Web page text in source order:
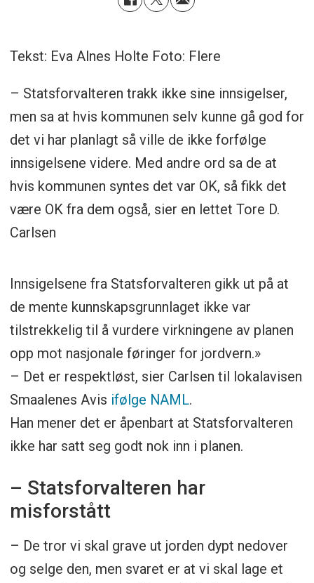
Tekst: Eva Alnes Holte Foto: Flere
– Statsforvalteren trakk ikke sine innsigelser,
men sa at hvis kommunen selv kunne gå god for
det vi har planlagt så ville de ikke forfølge
innsigelsene videre. Med andre ord sa de at
hvis kommunen syntes det var OK, så fikk det
være OK fra dem også, sier en lettet Tore D.
Carlsen
Innsigelsene fra Statsforvalteren gikk ut på at
de mente kunnskapsgrunnlaget ikke var
tilstrekkelig til å vurdere virkningene av planen
opp mot nasjonale føringer for jordvern.»
– Det er respektløst, sier Carlsen til lokalavisen
Smaalenes Avis ifølge NAML.
Han mener det er åpenbart at Statsforvalteren
ikke har satt seg godt nok inn i planen.
– Statsforvalteren har
misforstått
– De tror vi skal grave ut jorden dypt nedover
og selge den, men svaret er at vi skal lage et